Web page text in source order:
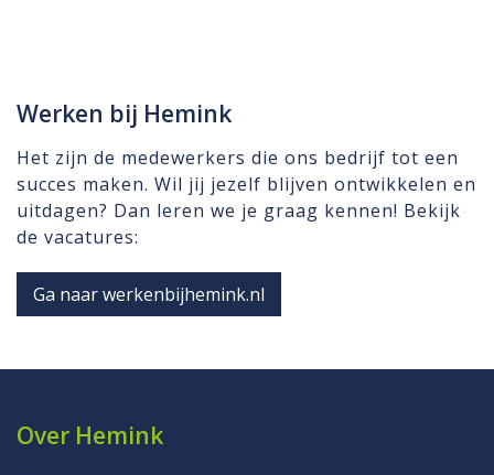
Werken bij Hemink
Het zijn de medewerkers die ons bedrijf tot een
succes maken. Wil jij jezelf blijven ontwikkelen en
uitdagen? Dan leren we je graag kennen! Bekijk
de vacatures:
Ga naar werkenbijhemink.nl
Over Hemink